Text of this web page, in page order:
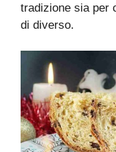
tradizione sia per
di diverso.